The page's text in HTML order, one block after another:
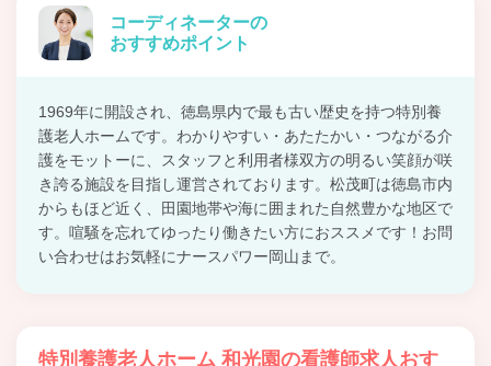
コーディネーターの
おすすめポイント
1969年に開設され、徳島県内で最も古い歴史を持つ特別養
護老人ホームです。わかりやすい・あたたかい・つながる介
護をモットーに、スタッフと利用者様双方の明るい笑顔が咲
き誇る施設を目指し運営されております。松茂町は徳島市内
からもほど近く、田園地帯や海に囲まれた自然豊かな地区で
す。喧騒を忘れてゆったり働きたい方におススメです！お問
い合わせはお気軽にナースパワー岡山まで。
特別養護老人ホーム 和光園の看護師求人おす